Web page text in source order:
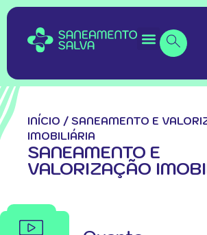
INÍCIO / SANEAMENTO E
IMOBILIÁRIA
SANEAMENTO E
VALORIZAÇÃO